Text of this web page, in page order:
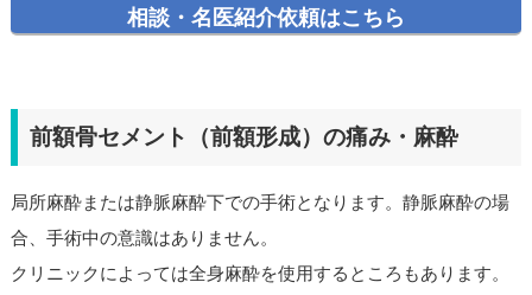
相談・名医紹介依頼はこちら
前額骨セメント（前額形成）の痛み・麻酔
局所麻酔または静脈麻酔下での手術となります。静脈麻酔の場
合、手術中の意識はありません。
クリニックによっては全身麻酔を使用するところもあります。